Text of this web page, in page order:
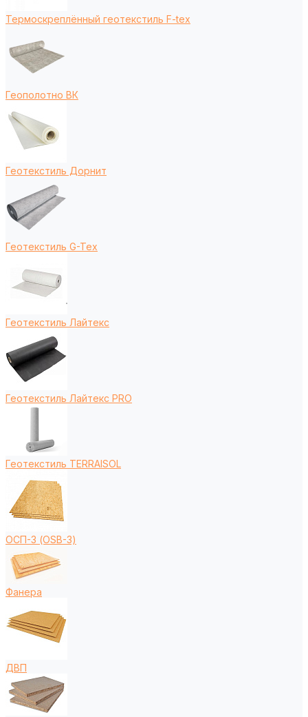
Термоскреплённый геотекстиль F-tex
Геополотно ВК
Геотекстиль Дорнит
Геотекстиль G-Tex
Геотекстиль Лайтекс
Геотекстиль Лайтекс PRO
Геотекстиль TERRAISOL
ОСП-3 (OSB-3)
Фанера
ДВП